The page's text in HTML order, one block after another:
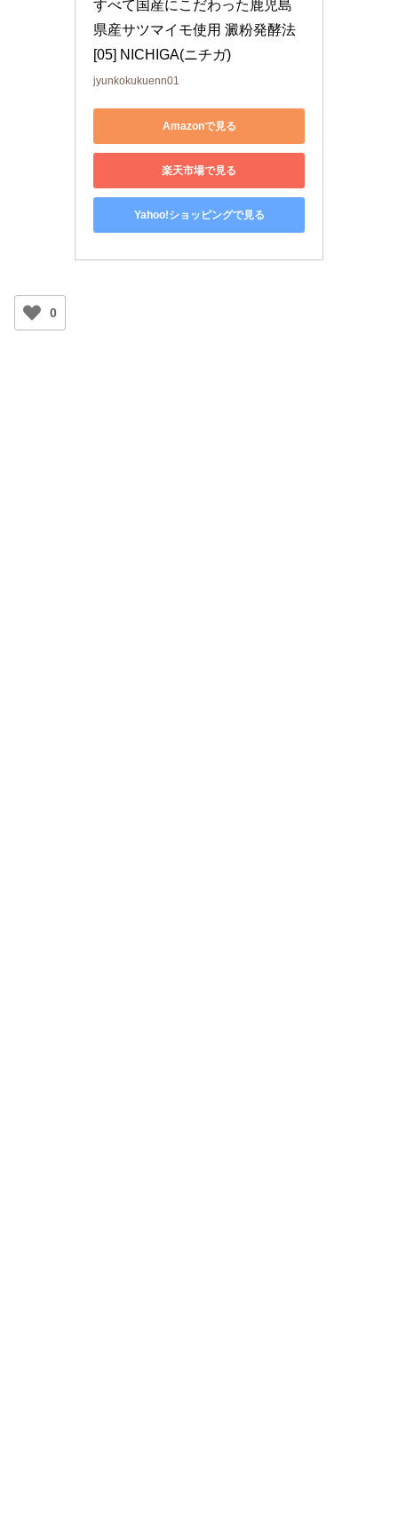
すべて国産にこだわった鹿児島
県産サツマイモ使用 澱粉発酵法
[05] NICHIGA(ニチガ)
jyunkokukuenn01
Amazonで見る
楽天市場で見る
Yahoo!ショッピングで見る
0